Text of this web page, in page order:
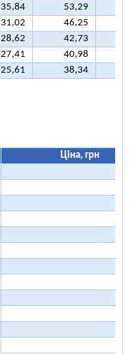
35,84 53,29
31,02 46,25
28,62 42,73
27,41 40,98
25,61 38,34
Ціна, грн